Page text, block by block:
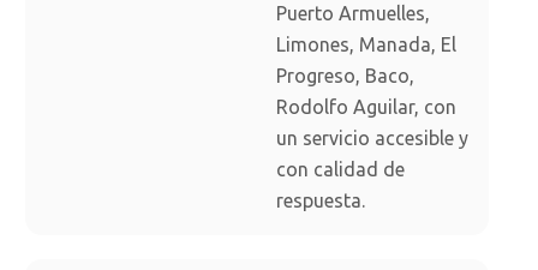
Puerto Armuelles,
Limones, Manada, El
Progreso, Baco,
Rodolfo Aguilar, con
un servicio accesible y
con calidad de
respuesta.